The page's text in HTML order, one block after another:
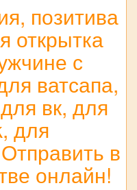
позитива
открытка
с
ватсапа,
вк, для
для
в
онлайн!